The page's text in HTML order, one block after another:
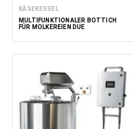
KÄSEKESSEL
MULTIFUNKTIONALER BOTTICH
FÜR MOLKEREIEN DUE